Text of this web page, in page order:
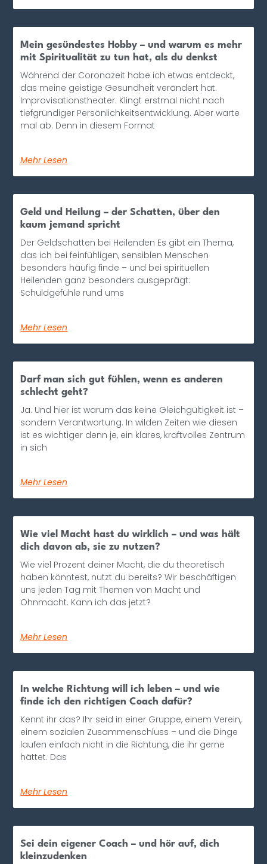
Mein gesündestes Hobby – und warum es mehr
mit Spiritualität zu tun hat, als du denkst
Während der Coronazeit habe ich etwas entdeckt,
das meine geistige Gesundheit verändert hat.
Improvisationstheater. Klingt erstmal nicht nach
tiefgründiger Persönlichkeitsentwicklung. Aber warte
mal ab. Denn in diesem Format
Mehr Lesen
Geld und Heilung – der Schatten, über den
kaum jemand spricht
Der Geldschatten bei Heilenden Es gibt ein Thema,
das ich bei feinfühligen, sensiblen Menschen
besonders häufig finde – und bei spirituellen
Heilenden ganz besonders ausgeprägt:
Schuldgefühle rund ums
Mehr Lesen
Darf man sich gut fühlen, wenn es anderen
schlecht geht?
Ja. Und hier ist warum das keine Gleichgültigkeit ist –
sondern Verantwortung. In wilden Zeiten wie diesen
ist es wichtiger denn je, ein klares, kraftvolles Zentrum
in sich
Mehr Lesen
Wie viel Macht hast du wirklich – und was hält
dich davon ab, sie zu nutzen?
Wie viel Prozent deiner Macht, die du theoretisch
haben könntest, nutzt du bereits? Wir beschäftigen
uns jeden Tag mit Themen von Macht und
Ohnmacht. Kann ich das jetzt?
Mehr Lesen
In welche Richtung will ich leben – und wie
finde ich den richtigen Coach dafür?
Kennt ihr das? Ihr seid in einer Gruppe, einem Verein,
einem sozialen Zusammenschluss – und die Dinge
laufen einfach nicht in die Richtung, die ihr gerne
hättet. Das
Mehr Lesen
Sei dein eigener Coach – und hör auf, dich
kleinzudenken